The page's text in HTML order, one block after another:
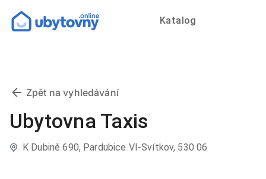
Katalog
Zpět na vyhledávání
Ubytovna Taxis
K Dubině 690, Pardubice VI-Svítkov, 530 06